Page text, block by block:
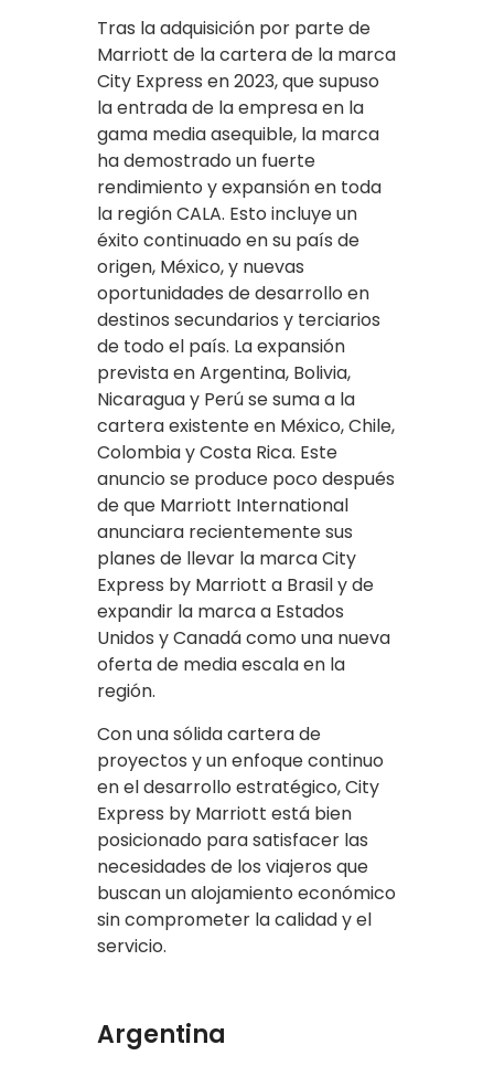
Tras la adquisición por parte de
Marriott de la cartera de la marca
City Express en 2023, que supuso
la entrada de la empresa en la
gama media asequible, la marca
ha demostrado un fuerte
rendimiento y expansión en toda
la región CALA. Esto incluye un
éxito continuado en su país de
origen, México, y nuevas
oportunidades de desarrollo en
destinos secundarios y terciarios
de todo el país. La expansión
prevista en Argentina, Bolivia,
Nicaragua y Perú se suma a la
cartera existente en México, Chile,
Colombia y Costa Rica. Este
anuncio se produce poco después
de que Marriott International
anunciara recientemente sus
planes de llevar la marca City
Express by Marriott a Brasil y de
expandir la marca a Estados
Unidos y Canadá como una nueva
oferta de media escala en la
región.
Con una sólida cartera de
proyectos y un enfoque continuo
en el desarrollo estratégico, City
Express by Marriott está bien
posicionado para satisfacer las
necesidades de los viajeros que
buscan un alojamiento económico
sin comprometer la calidad y el
servicio.
Argentina